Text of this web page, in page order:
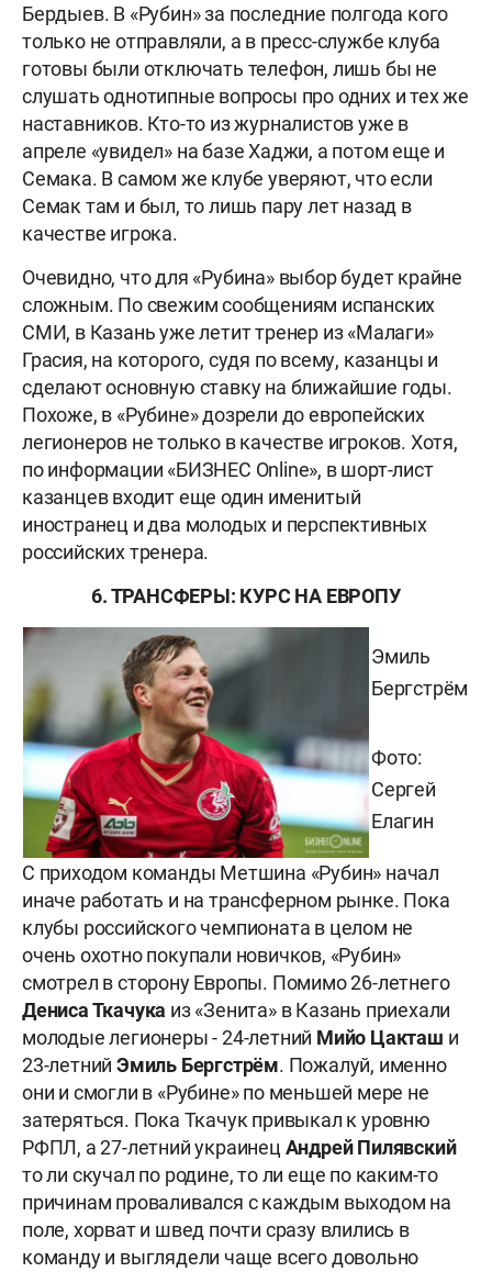
Бердыев. В «Рубин» за последние полгода кого
только не отправляли, а в пресс-службе клуба
готовы были отключать телефон, лишь бы не
слушать однотипные вопросы про одних и тех же
наставников. Кто-то из журналистов уже в
апреле «увидел» на базе Хаджи, а потом еще и
Семака. В самом же клубе уверяют, что если
Семак там и был, то лишь пару лет назад в
качестве игрока.
Очевидно, что для «Рубина» выбор будет крайне
сложным. По свежим сообщениям испанских
СМИ, в Казань уже летит тренер из «Малаги»
Грасия, на которого, судя по всему, казанцы и
сделают основную ставку на ближайшие годы.
Похоже, в «Рубине» дозрели до европейских
легионеров не только в качестве игроков. Хотя,
по информации «БИЗНЕС Online», в шорт-лист
казанцев входит еще один именитый
иностранец и два молодых и перспективных
российских тренера.
6. ТРАНСФЕРЫ: КУРС НА ЕВРОПУ
Эмиль
Бергстрём
Фото:
Сергей
Елагин
С приходом команды Метшина «Рубин» начал
иначе работать и на трансферном рынке. Пока
клубы российского чемпионата в целом не
очень охотно покупали новичков, «Рубин»
смотрел в сторону Европы. Помимо 26-летнего
Дениса Ткачука из «Зенита» в Казань приехали
молодые легионеры - 24-летний Мийо Цакташ и
23-летний Эмиль Бергстрём. Пожалуй, именно
они и смогли в «Рубине» по меньшей мере не
затеряться. Пока Ткачук привыкал к уровню
РФПЛ, а 27-летний украинецАндрей Пилявский
то ли скучал по родине, то ли еще по каким-то
причинам проваливался с каждым выходом на
поле, хорват и швед почти сразу влились в
команду и выглядели чаще всего довольно